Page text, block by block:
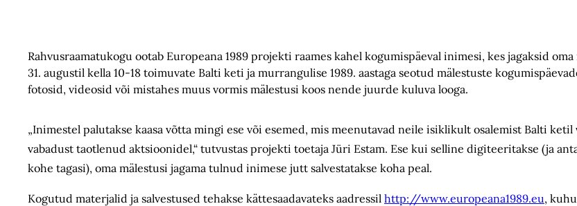
Rahvusraamatukogu ootab Europeana 1989 projekti raames kahel kogumispäeval inimesi, kes jagaksid
31. augustil kella 10-18 toimuvate Balti keti ja murrangulise 1989. aastaga seotud mälestuste
fotosid, videosid või mistahes muus vormis mälestusi koos nende juurde kuluva looga.
„Inimestel palutakse kaasa võtta mingi ese või esemed, mis meenutavad neile isiklikult osalemist Balti
vabadust taotlenud aktsioonidel,“ tutvustas projekti toetaja Jüri Estam. Ese kui selline digiteeritakse (ja
kohe tagasi), oma mälestusi jagama tulnud inimese jutt salvestatakse koha peal.
Kogutud materjalid ja salvestused tehakse kättesaadavateks aadressil http://www.europeana1989.eu,